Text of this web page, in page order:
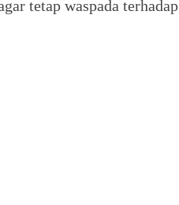
tetap waspada